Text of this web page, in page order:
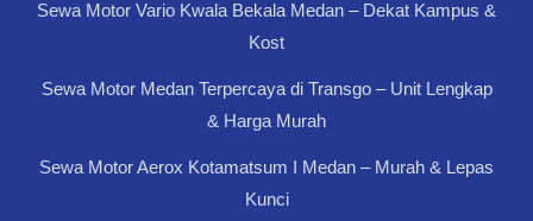
Sewa Motor Vario Kwala Bekala Medan – Dekat Kampus &
Kost
Sewa Motor Medan Terpercaya di Transgo – Unit Lengkap
& Harga Murah
Sewa Motor Aerox Kotamatsum I Medan – Murah & Lepas
Kunci